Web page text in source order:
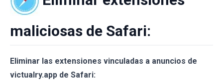
maliciosas de Safari:
Eliminar las extensiones vinculadas a anuncios de
victualry.app de Safari: